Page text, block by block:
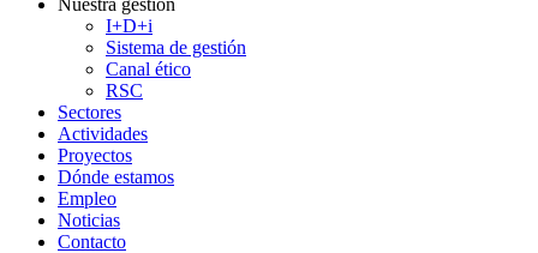
Nuestra gestión
I+D+i
Sistema de gestión
Canal ético
RSC
Sectores
Actividades
Proyectos
Dónde estamos
Empleo
Noticias
Contacto